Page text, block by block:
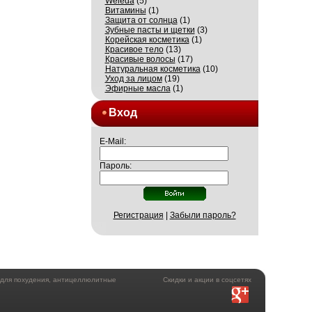
Витамины (1)
Защита от солнца(1)
Зубные пасты и щетки (3)
Корейская косметика(1)
Красивое тело(13)
Красивые волосы (17)
Натуральная косметика(10)
Уход за лицом(19)
Эфирные масла(1)
Вход
E-Mail:
Пароль:
Регистрация Забыли пароль?
Скидки и акции в соцсетях
похудения, антицеллюлитные